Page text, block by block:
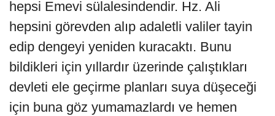
hepsi Emevi sülalesindendir. Hz. Ali
hepsini görevden alıp adaletli valiler tayin
edip dengeyi yeniden kuracaktı. Bunu
bildikleri için yıllardır üzerinde çalıştıkları
devleti ele geçirme planları suya düşeceği
için buna göz yumamazlardı ve hemen